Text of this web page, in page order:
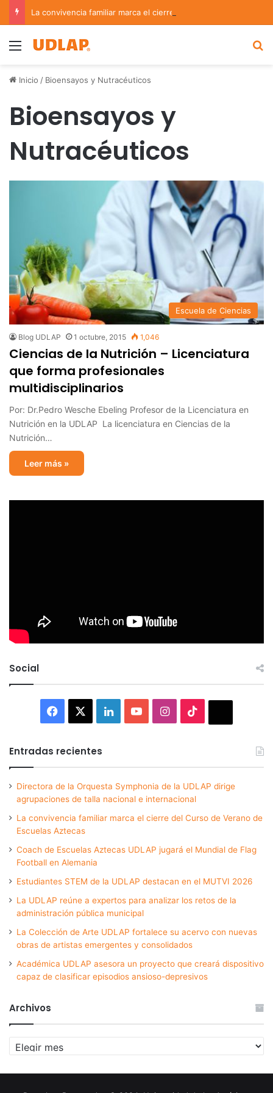
Menu
Inicio / Bioensayos y Nutracéuticos
Bioensayos y
Nutracéuticos
Escuela de Ciencias
Blog UDLAP 1 octubre, 2015 1,046
Ciencias de la Nutrición – Licenciatura
que forma profesionales
multidisciplinarios
Por: Dr.Pedro Wesche Ebeling Profesor de la Licenciatura en
Nutrición en la UDLAP La licenciatura en Ciencias de la
Nutrición…
Leer más »
Social
Facebook LinkedInYouTubeInstagram
Entradas recientes
Directora de la Orquesta Symphonia de la UDLAP dirige
agrupaciones de talla nacional e internacional
La convivencia familiar marca el cierre del Curso de Verano de
Escuelas Aztecas
Coach de Escuelas Aztecas UDLAP jugará el Mundial de Flag
Football en Alemania
Estudiantes STEM de la UDLAP destacan en el MUTVI 2026
La UDLAP reúne a expertos para analizar los retos de la
administración pública municipal
La Colección de Arte UDLAP fortalece su acervo con nuevas
obras de artistas emergentes y consolidados
Académica UDLAP asesora un proyecto que creará dispositivo
capaz de clasificar episodios ansioso-depresivos
Archivos
Archivos